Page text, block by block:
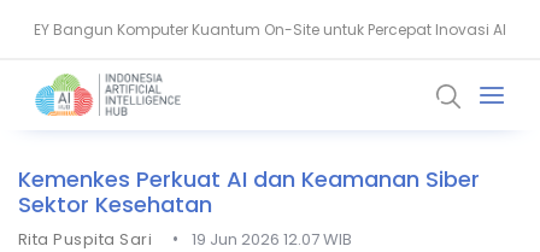
EY Bangun Komputer Kuantum On-Site untuk Percepat Inovasi AI
Aiven Dorong Sovereign AI untuk Perkuat Layanan Kesehatan RI
Kemenkes Perkuat AI dan Keamanan Siber
Sektor Kesehatan
Rita Puspita Sari • 19 Jun 2026 12.07 WIB